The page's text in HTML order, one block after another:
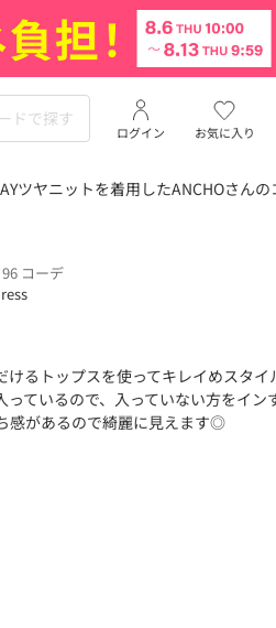
お気に入り
ログイン
ツヤニットを着用したANCHOさんの
コーデ
けるトップスを使ってキレイめスタイ
っているので、入っていない方をイン
感があるので綺麗に見えます◎